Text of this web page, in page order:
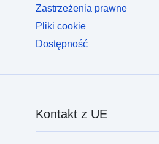
Zastrzeżenia prawne
Pliki cookie
Dostępność
Kontakt z UE